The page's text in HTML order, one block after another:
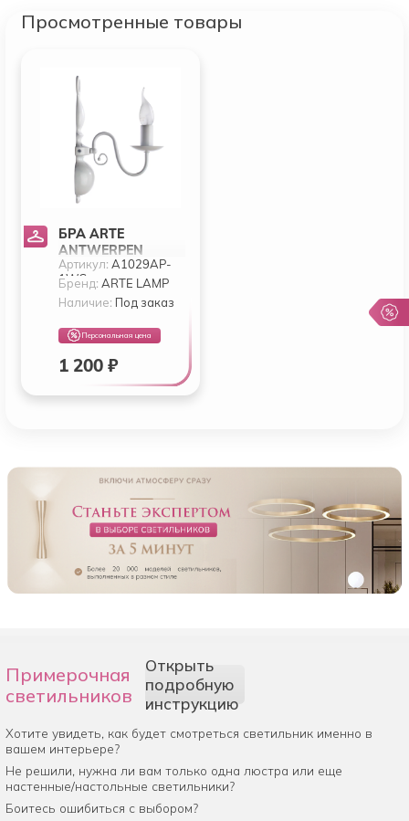
Просмотренные товары
БРА ARTE
ANTWERPEN
A1029AP-1WC
Артикул:A1029AP-
1WC
Бренд:ARTE LAMP
Наличие: Под заказ
Персональная цена
1 200 ₽
Примерочная
светильников
Открыть
подробную
инструкцию
Хотите увидеть, как будет смотреться светильник именно в
вашем интерьере?
Не решили, нужна ли вам только одна люстра или еще
настенные/настольные светильники?
Боитесь ошибиться с выбором?